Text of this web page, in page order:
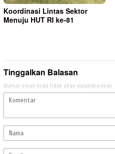
Koordinasi Lintas Sektor
Menuju HUT RI ke-81
Tinggalkan Balasan
Alamat email Anda tidak akan dipublikasikan.